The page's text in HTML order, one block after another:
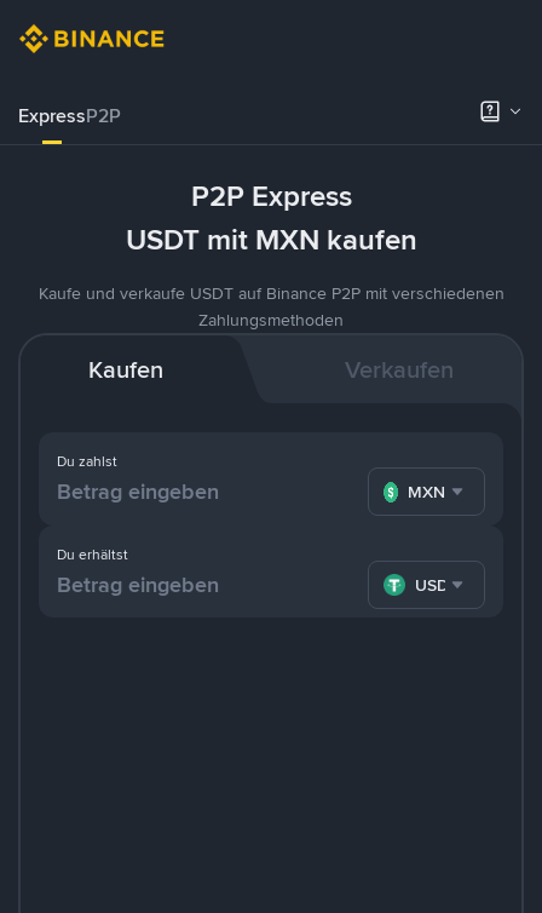
ExpressP2P
P2P Express
USDT mit MXN kaufen
Kaufe und verkaufe USDT auf Binance P2P mit verschiedenen
Zahlungsmethoden
Kaufen Verkaufen
Du zahlst
MXN
Du erhältst
USDT